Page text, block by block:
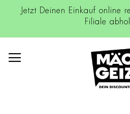
Jetzt Deinen Einkauf online
Filiale